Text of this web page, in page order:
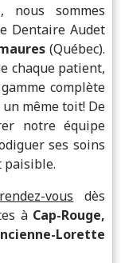
nous sommes
Dentaire Audet
(Québec).
chaque patient,
complète
même toit! De
notre équipe
ses soins
paisible.
rendez-vous dès
à Cap-Rouge,
Lorette